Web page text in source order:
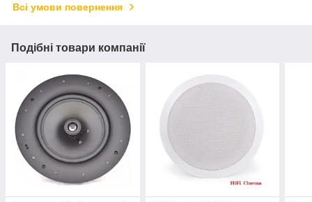
Всі умови повернення
Подібні товари компанії